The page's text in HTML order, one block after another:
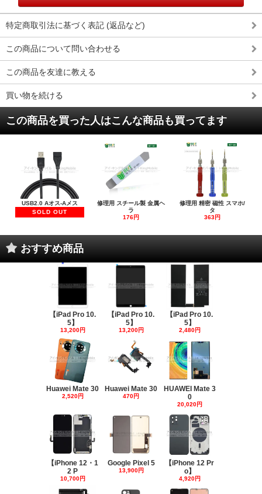
特定商取引法に基づく表記 (返品など)
この商品について問い合わせる
この商品を友達に教える
買い物を続ける
この商品を買った人はこんな商品も買ってます
USB2.0 Aオス-Aメス
SOLD OUT
修理用 スチール製 金属ヘ
ラ
176円
修理用 精密 磁性 スマホ/
タ
363円
おすすめ商品
【iPad Pro 10.
5】
13,200円
【iPad Pro 10.
5】
13,200円
【iPad Pro 10.
5】
2,480円
Huawei Mate 30
2,520円
Huawei Mate 30
470円
HUAWEI Mate 3
0
20,020円
【iPhone 12・1
2 P
10,700円
Google Pixel 5
13,900円
【iPhone 12 Pr
o】
4,920円